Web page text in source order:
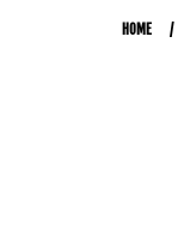
HOME